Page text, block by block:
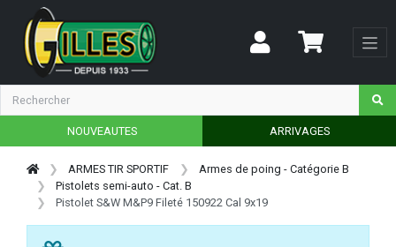
NOUVEAUTES ARRIVAGES
ARMES TIR SPORTIF
Armes de poing - Catégorie B
Pistolets semi-auto - Cat. B
Pistolet S&W M&P9 Fileté 150922 Cal 9x19